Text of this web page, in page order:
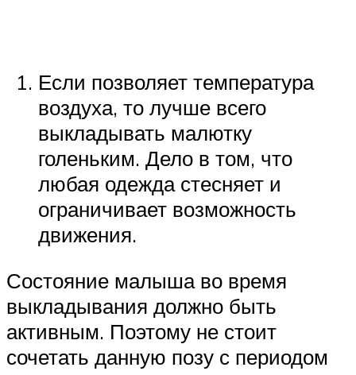
Если позволяет температура
воздуха, то лучше всего
выкладывать малютку
голеньким. Дело в том, что
любая одежда стесняет и
ограничивает возможность
движения.
Состояние малыша во время
выкладывания должно быть
активным. Поэтому не стоит
сочетать данную позу с периодом